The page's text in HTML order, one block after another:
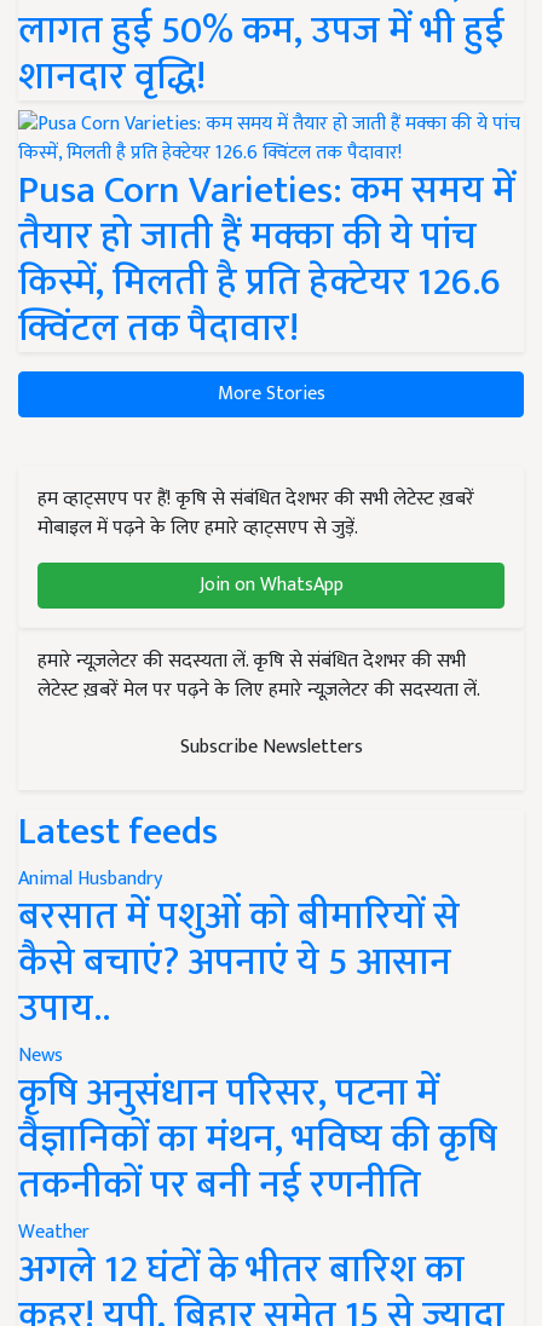
लागत हुई 50% कम, उपज में भी हुई
शानदार वृद्धि!
Pusa Corn Varieties: कम समय में
तैयार हो जाती हैं मक्का की ये पांच
किस्में, मिलती है प्रति हेक्टेयर 126.6
क्विंटल तक पैदावार!
More Stories
हम व्हाट्सएप पर हैं! कृषि से संबंधित देशभर की सभी लेटेस्ट ख़बरें
मोबाइल में पढ़ने के लिए हमारे व्हाट्सएप से जुड़ें.
Join on WhatsApp
हमारे न्यूज़लेटर की सदस्यता लें. कृषि से संबंधित देशभर की सभी
लेटेस्ट ख़बरें मेल पर पढ़ने के लिए हमारे न्यूज़लेटर की सदस्यता लें.
Subscribe Newsletters
Latest feeds
Animal Husbandry
बरसात में पशुओं को बीमारियों से
कैसे बचाएं? अपनाएं ये 5 आसान
उपाय..
News
कृषि अनुसंधान परिसर, पटना में
वैज्ञानिकों का मंथन, भविष्य की कृषि
तकनीकों पर बनी नई रणनीति
Weather
अगले 12 घंटों के भीतर बारिश का